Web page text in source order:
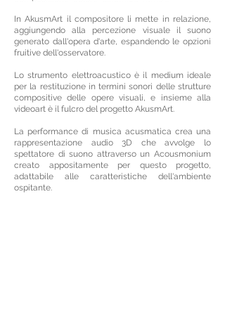
In AkusmArt il compositore li mette in relazione,
aggiungendo alla percezione visuale il suono
generato dall'opera d'arte, espandendo le opzioni
fruitive dell'osservatore.
Lo strumento elettroacustico è il medium ideale
per la restituzione in termini sonori delle strutture
compositive delle opere visuali, e insieme alla
videoart è il fulcro del progetto AkusmArt.
La performance di musica acusmatica crea una
rappresentazione audio 3D che avvolge lo
spettatore di suono attraverso un Acousmonium
creato appositamente per questo progetto,
adattabile alle caratteristiche dell'ambiente
ospitante.